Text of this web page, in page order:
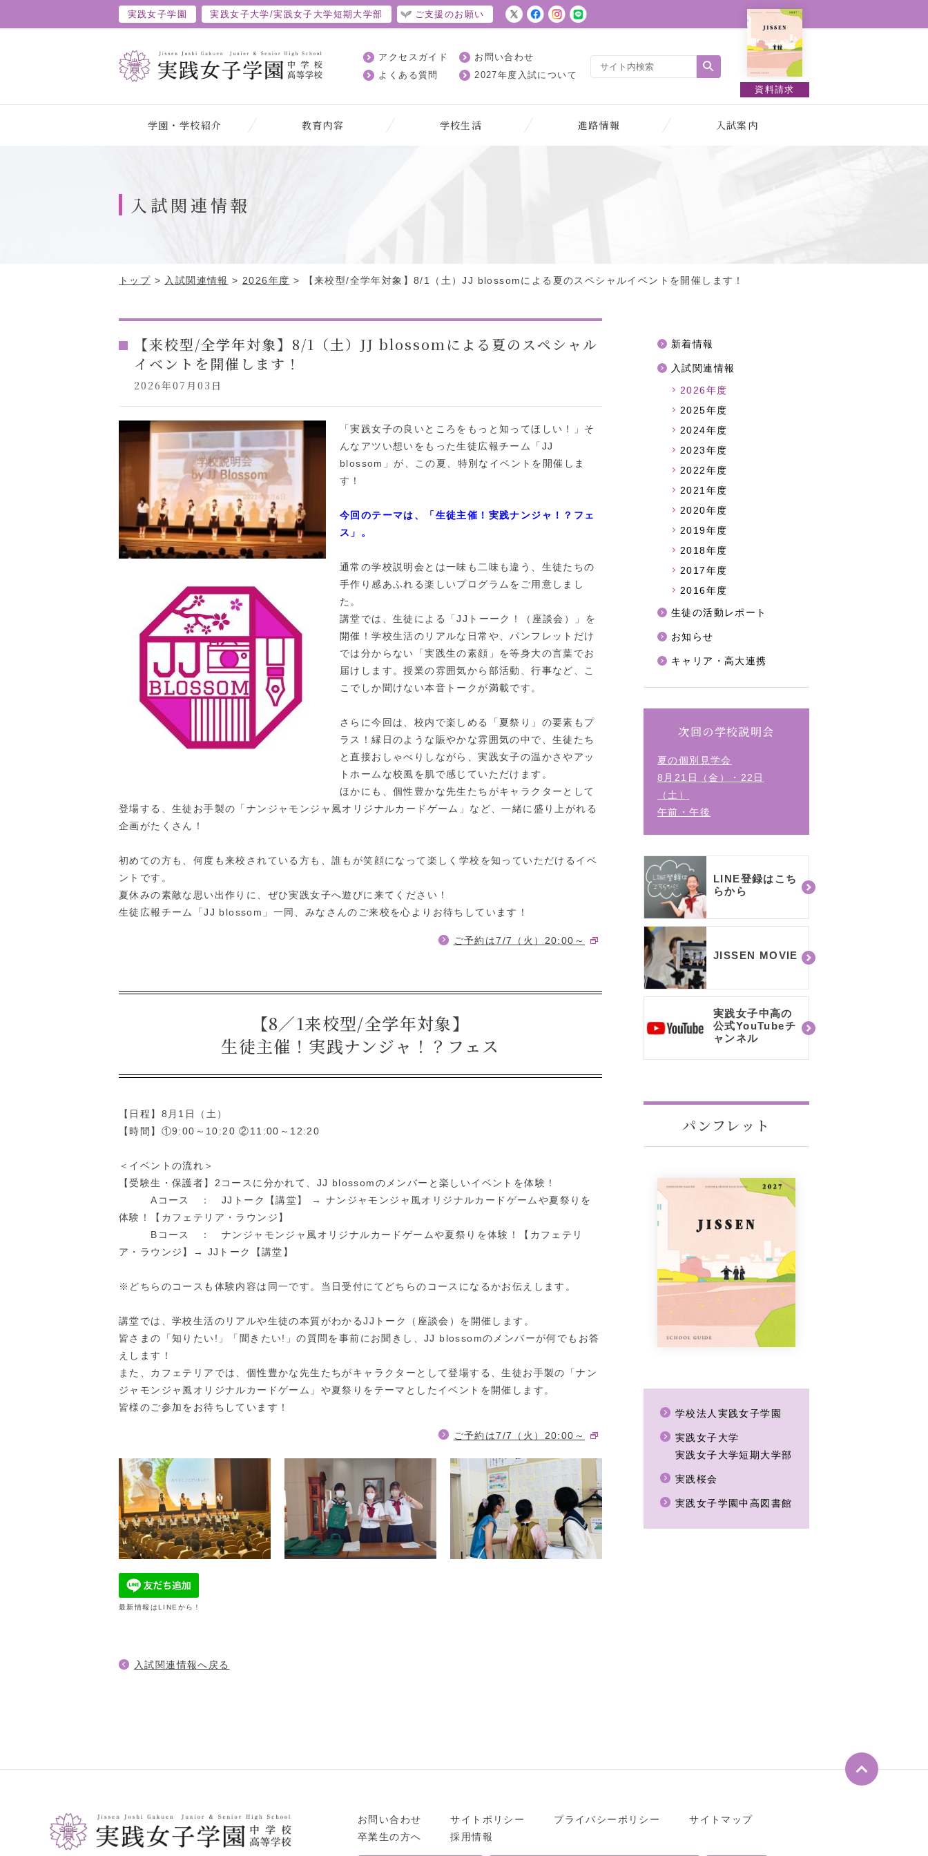
実践女子学園 実践女子大学/実践女子大学短期大学部 ご支援のお願い
アクセスガイド
よくある質問
お問い合わせ
2027年度入試について
資料請求
学園・学校紹介 教育内容 学校生活 進路情報 入試案内
入試関連情報
トップ > 入試関連情報 > 2026年度 > 【来校型/全学年対象】8/1（土）JJ blossomによる夏のスペシャルイベントを開催します！
【来校型/全学年対象】8/1（土）JJ blossomによる夏のスペシャル
イベントを開催します！
2026年07月03日
「実践女子の良いところをもっと知ってほしい！」そ
んなアツい想いをもった生徒広報チーム「JJ
blossom」が、この夏、特別なイベントを開催しま
す！
今回のテーマは、「生徒主催！実践ナンジャ！？フェ
ス」。
通常の学校説明会とは一味も二味も違う、生徒たちの
手作り感あふれる楽しいプログラムをご用意しまし
た。
講堂では、生徒による「JJトーーク！（座談会）」を
開催！学校生活のリアルな日常や、パンフレットだけ
では分からない「実践生の素顔」を等身大の言葉でお
届けします。授業の雰囲気から部活動、行事など、こ
こでしか聞けない本音トークが満載です。
さらに今回は、校内で楽しめる「夏祭り」の要素もプ
ラス！縁日のような賑やかな雰囲気の中で、生徒たち
と直接おしゃべりしながら、実践女子の温かさやアッ
トホームな校風を肌で感じていただけます。
ほかにも、個性豊かな先生たちがキャラクターとして
登場する、生徒お手製の「ナンジャモンジャ風オリジナルカードゲーム」など、一緒に盛り上がれる
企画がたくさん！
初めての方も、何度も来校されている方も、誰もが笑顔になって楽しく学校を知っていただけるイベ
ントです。
夏休みの素敵な思い出作りに、ぜひ実践女子へ遊びに来てください！
生徒広報チーム「JJ blossom」一同、みなさんのご来校を心よりお待ちしています！
ご予約は7/7（火）20:00～
【8／1来校型/全学年対象】
生徒主催！実践ナンジャ！？フェス
【日程】8月1日（土）
【時間】①9:00～10:20 ②11:00～12:20
＜イベントの流れ＞
【受験生・保護者】2コースに分かれて、JJ blossomのメンバーと楽しいイベントを体験！
Aコース ： JJトーク【講堂】 → ナンジャモンジャ風オリジナルカードゲームや夏祭りを
体験！【カフェテリア・ラウンジ】
Bコース ： ナンジャモンジャ風オリジナルカードゲームや夏祭りを体験！【カフェテリ
ア・ラウンジ】→ JJトーク【講堂】
※どちらのコースも体験内容は同一です。当日受付にてどちらのコースになるかお伝えします。
講堂では、学校生活のリアルや生徒の本質がわかるJJトーク（座談会）を開催します。
皆さまの「知りたい!」「聞きたい!」の質問を事前にお聞きし、JJ blossomのメンバーが何でもお答
えします！
また、カフェテリアでは、個性豊かな先生たちがキャラクターとして登場する、生徒お手製の「ナン
ジャモンジャ風オリジナルカードゲーム」や夏祭りをテーマとしたイベントを開催します。
皆様のご参加をお待ちしています！
ご予約は7/7（火）20:00～
最新情報はLINEから！
入試関連情報へ戻る
新着情報
入試関連情報
2026年度
2025年度
2024年度
2023年度
2022年度
2021年度
2020年度
2019年度
2018年度
2017年度
2016年度
生徒の活動レポート
お知らせ
キャリア・高大連携
次回の学校説明会
夏の個別見学会
8月21日（金）・22日
（土）
午前・午後
LINE登録はこち
らから
JISSEN MOVIE
実践女子中高の
公式YouTubeチ
ャンネル
パンフレット
学校法人実践女子学園
実践女子大学
実践女子大学短期大学部
実践桜会
実践女子学園中高図書館
ペ
ー
お問い合わせ サイトポリシー プライバシーポリシー
サイトマップ
卒業生の方へ
採用情報